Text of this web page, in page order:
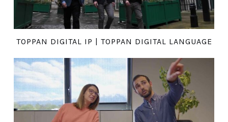
TOPPAN DIGITAL IP | TOPPAN DIGITAL LANGUAGE